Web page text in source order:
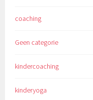
coaching
Geen categorie
kindercoaching
kinderyoga